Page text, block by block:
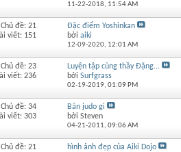
11-22-2018, 11:54 AM
Chủ đề: 21
viết: 151
Đặc điểm Yoshinkan
bởi aiki
12-09-2020, 12:01 AM
Chủ đề: 23
viết: 236
Luyện tập cùng thầy Đặng...
bởi Surfgrass
02-19-2019, 01:09 PM
Chủ đề: 34
viết: 303
Bán judo gi
bởi Steven
04-21-2011, 09:06 AM
Chủ đề: 21
hình ảnh đẹp của Aiki Dojo